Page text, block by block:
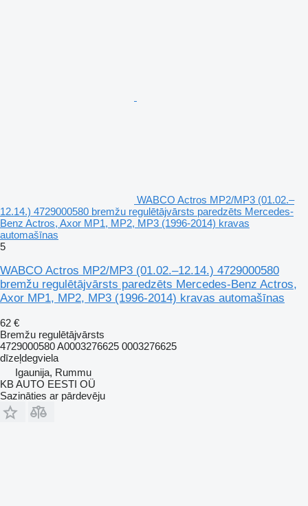
WABCO Actros MP2/MP3 (01.02.–
12.14.) 4729000580 bremžu regulētājvārsts paredzēts Mercedes-
Benz Actros, Axor MP1, MP2, MP3 (1996-2014) kravas
automašīnas
5
WABCO Actros MP2/MP3 (01.02.–12.14.) 4729000580
bremžu regulētājvārsts paredzēts Mercedes-Benz Actros,
Axor MP1, MP2, MP3 (1996-2014) kravas automašīnas
62 €
Bremžu regulētājvārsts
4729000580 A0003276625 0003276625
dīzeļdegviela
Igaunija, Rummu
KB AUTO EESTI OÜ
Sazināties ar pārdevēju